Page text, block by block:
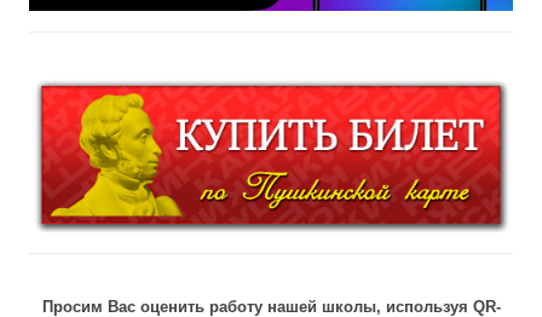
Просим Вас оценить работу нашей школы, используя QR-